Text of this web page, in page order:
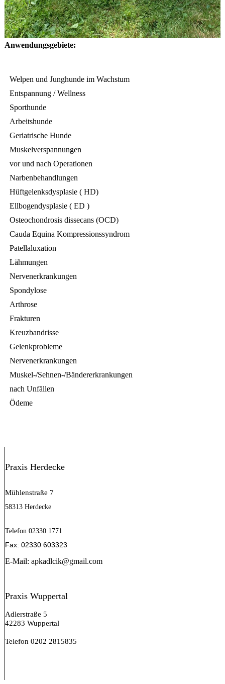
Anwendungsgebiete:
Welpen und Junghunde im Wachstum
Entspannung / Wellness
Sporthunde
Arbeitshunde
Geriatrische Hunde
Muskelverspannungen
vor und nach Operationen
Narbenbehandlungen
Hüftgelenksdysplasie ( HD)
Ellbogendysplasie ( ED )
Osteochondrosis dissecans (OCD)
Cauda Equina Kompressionssyndrom
Patellaluxation
Lähmungen
Nervenerkrankungen
Spondylose
Arthrose
Frakturen
Kreuzbandrisse
Gelenkprobleme
Nervenerkrankungen
Muskel-/Sehnen-/Bändererkrankungen
nach Unfällen
Ödeme
Praxis Herdecke
Mühlenstraße 7
58313 Herdecke
Telefon 02330 1771
Fax: 02330 603323
E-Mail: apkadlcik@gmail.com
Praxis Wuppertal
Adlerstraße 5
42283 Wuppertal
Telefon 0202 2815835